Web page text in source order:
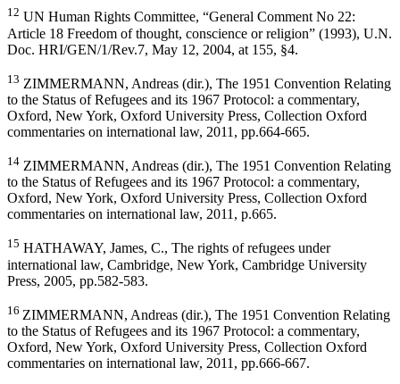
12 UN Human Rights Committee, “General Comment No 22:
Article 18 Freedom of thought, conscience or religion” (1993), U.N.
Doc. HRI/GEN/1/Rev.7, May 12, 2004, at 155, §4.
13 ZIMMERMANN, Andreas (dir.), The 1951 Convention Relating
to the Status of Refugees and its 1967 Protocol: a commentary,
Oxford, New York, Oxford University Press, Collection Oxford
commentaries on international law, 2011, pp.664-665.
14 ZIMMERMANN, Andreas (dir.), The 1951 Convention Relating
to the Status of Refugees and its 1967 Protocol: a commentary,
Oxford, New York, Oxford University Press, Collection Oxford
commentaries on international law, 2011, p.665.
15 HATHAWAY, James, C., The rights of refugees under
international law, Cambridge, New York, Cambridge University
Press, 2005, pp.582-583.
16 ZIMMERMANN, Andreas (dir.), The 1951 Convention Relating
to the Status of Refugees and its 1967 Protocol: a commentary,
Oxford, New York, Oxford University Press, Collection Oxford
commentaries on international law, 2011, pp.666-667.